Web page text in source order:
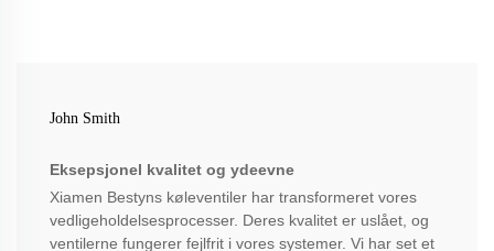
John Smith
Eksepsjonel kvalitet og ydeevne
Xiamen Bestyns køleventiler har transformeret vores
vedligeholdelsesprocesser. Deres kvalitet er uslået, og
ventilerne fungerer fejlfrit i vores systemer. Vi har set et